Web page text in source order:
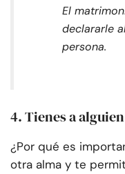
El
declararle
persona.
4. Tienes a
¿Por qué es
otra alma y te